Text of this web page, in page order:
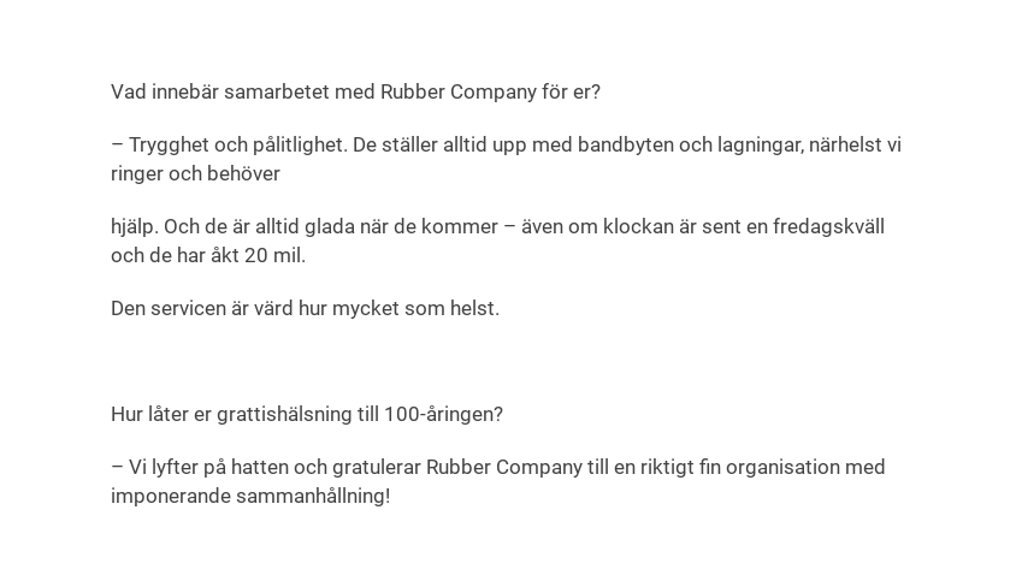
Vad innebär samarbetet med Rubber Company för er?
– Trygghet och pålitlighet. De ställer alltid upp med bandbyten och lagningar, närhelst vi
ringer och behöver
hjälp. Och de är alltid glada när de kommer – även om klockan är sent en fredagskväll
och de har åkt 20 mil.
Den servicen är värd hur mycket som helst.
Hur låter er grattishälsning till 100-åringen?
– Vi lyfter på hatten och gratulerar Rubber Company till en riktigt fin organisation med
imponerande sammanhållning!